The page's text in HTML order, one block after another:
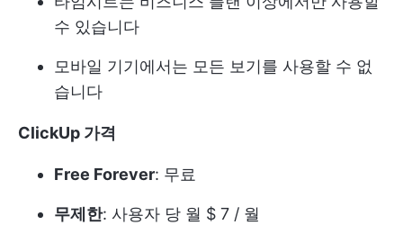
수 있습니다
모바일 기기에서는 모든 보기를 사용할 수 없
습니다
ClickUp 가격
Free Forever: 무료
무제한: 사용자 당 월 $ 7 / 월